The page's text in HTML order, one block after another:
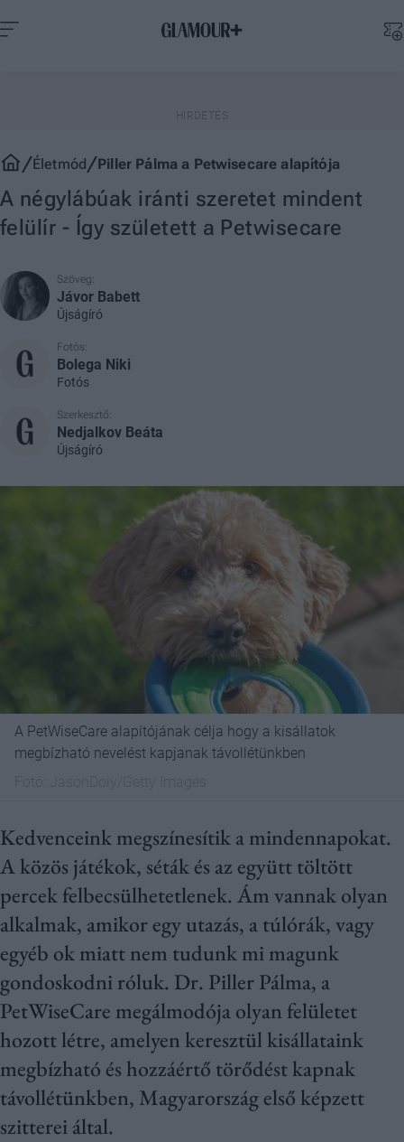
Életmód Piller Pálma a Petwisecare alapítója
A négylábúak iránti szeretet mindent
felülír - Így született a Petwisecare
Szöveg:
Jávor Babett
Újságíró
Fotós:
Bolega Niki
Fotós
Szerkesztő:
Nedjalkov Beáta
Újságíró
A PetWiseCare alapítójának célja hogy a kisállatok
megbízható nevelést kapjanak távollétünkben
Kedvenceink megszínesítik a mindennapokat.
A közös játékok, séták és az együtt töltött
percek felbecsülhetetlenek. Ám vannak olyan
alkalmak, amikor egy utazás, a túlórák, vagy
egyéb ok miatt nem tudunk mi magunk
gondoskodni róluk. Dr. Piller Pálma, a
PetWiseCare megálmodója olyan felületet
hozott létre, amelyen keresztül kisállataink
megbízható és hozzáértő törődést kapnak
távollétünkben, Magyarország első képzett
szitterei által.